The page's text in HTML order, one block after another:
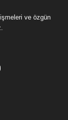
ve özgün